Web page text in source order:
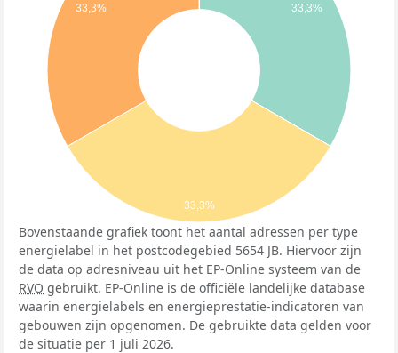
33,3%
33,3%
33,3%
Bovenstaande grafiek toont het aantal adressen per type
energielabel in het postcodegebied 5654 JB. Hiervoor zijn
de data op adresniveau uit het EP-Online systeem van de
RVO gebruikt. EP-Online is de officiële landelijke database
waarin energielabels en energieprestatie-indicatoren van
gebouwen zijn opgenomen. De gebruikte data gelden voor
de situatie per 1 juli 2026.